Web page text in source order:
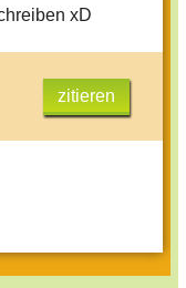
xD
zitieren